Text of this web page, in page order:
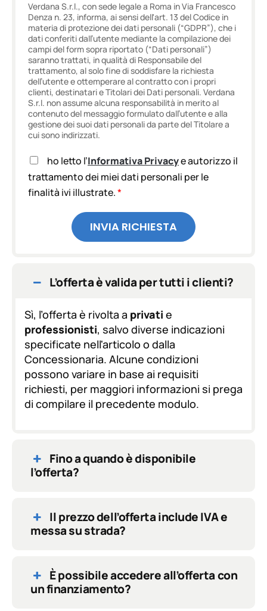
Verdana S.r.l., con sede legale a Roma in Via Francesco
Denza n. 23, informa, ai sensi dell'art. 13 del Codice in
materia di protezione dei dati personali (“GDPR”), che i
dati conferiti dall’utente mediante la compilazione dei
campi del form sopra riportato (“Dati personali”)
saranno trattati, in qualità di Responsabile del
trattamento, al solo fine di soddisfare la richiesta
dell’utente e ottemperare al contratto con i propri
clienti, destinatari e Titolari dei Dati personali. Verdana
S.r.l. non assume alcuna responsabilità in merito al
contenuto del messaggio formulato dall’utente e alla
gestione dei suoi dati personali da parte del Titolare a
cui sono indirizzati.
A
c
e
D
P
R
*
ho letto l’Informativa Privacye autorizzo il
trattamento dei miei dati personali per le
finalità ivi illustrate.*
INVIA RICHIESTA
L’offerta è valida per tutti i clienti?
Sì, l’offerta è rivolta a privati e
professionisti, salvo diverse indicazioni
specificate nell'articolo o dalla
Concessionaria. Alcune condizioni
possono variare in base ai requisiti
richiesti, per maggiori informazioni si prega
di compilare il precedente modulo.
Fino a quando è disponibile
l’offerta?
Il prezzo dell’offerta include IVA e
messa su strada?
È possibile accedere all’offerta con
un finanziamento?